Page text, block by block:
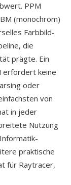
PPM
(monochrom)
Farbbild-
die
prägte. Ein
erfordert keine
oder
von
in jeder
Nutzung
praktische
für Raytracer,